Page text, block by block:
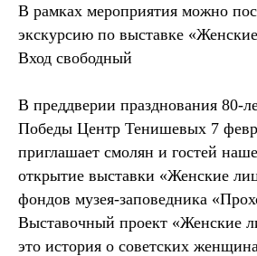
В рамках мероприятия можно
экскурсию по выставке
Вход свободный
В преддверии празднования 80-
Победы Центр Тенишевых 7
приглашает смолян и гостей
открытие выставки «Женские
фондов музея-заповедника
Выставочный проект «Женские
это история о советских